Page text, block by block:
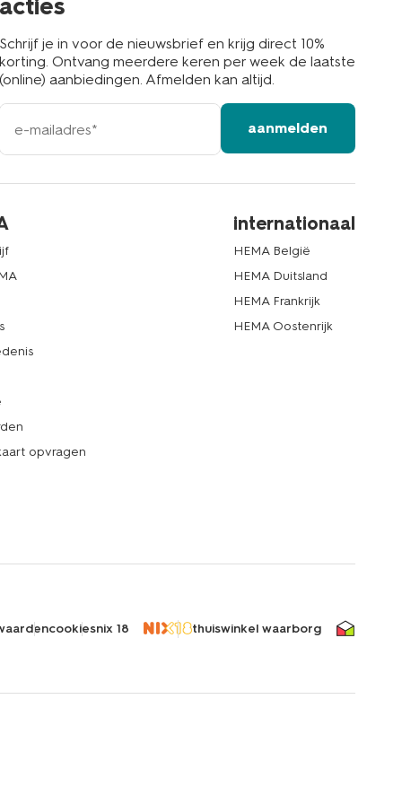
acties
Schrijf je in voor de nieuwsbrief en krijg direct 10%
korting. Ontvang meerdere keren per week de laatste
(online) aanbiedingen. Afmelden kan altijd.
e-
mailadres
aanmelden
opvragen
internationaal
HEMA België
HEMA Duitsland
HEMA Frankrijk
HEMA Oostenrijk
cookiesnix 18 thuiswinkel waarborg